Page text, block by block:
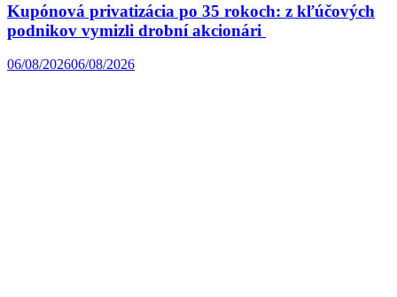
Kupónová privatizácia po 35 rokoch: z kľúčových
podnikov vymizli drobní akcionári
06/08/202606/08/2026